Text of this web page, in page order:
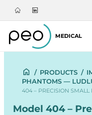
MEDICAL
/ PRODUCTS /
PHANTOMS —
404 – PRECISION SMALL
Model 404 –